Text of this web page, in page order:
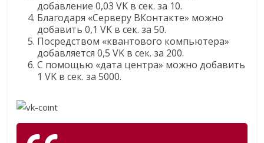
добавление 0,03 VK в сек. за 10.
Благодаря «Серверу ВКонтакте» можно
добавить 0,1 VK в сек. за 50.
Посредством «квантового компьютера»
добавляется 0,5 VK в сек. за 200.
С помощью «дата центра» можно добавить
1 VK в сек. за 5000.